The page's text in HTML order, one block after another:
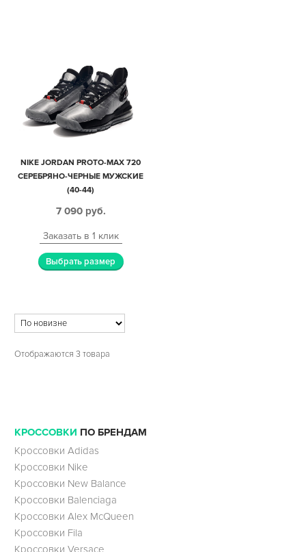
NIKE JORDAN PROTO-MAX 720
СЕРЕБРЯНО-ЧЕРНЫЕ МУЖСКИЕ
(40-44)
7 090 руб.
Заказать в 1 клик
Выбрать размер
Отображаются 3 товара
КРОССОВКИ ПО БРЕНДАМ
Кроссовки Adidas
Кроссовки Nike
Кроссовки New Balance
Кроссовки Balenciaga
Кроссовки Alex McQueen
Кроссовки Fila
Кроссовки Versace